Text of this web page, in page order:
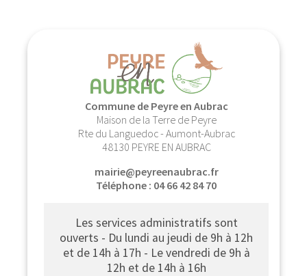
Les services administratifs sont
ouverts - Du lundi au jeudi de 9h à 12h
et de 14h à 17h - Le vendredi de 9h à
12h et de 14h à 16h
Commune de Peyre en Aubrac
Maison de la Terre de Peyre
Rte du Languedoc - Aumont-Aubrac
48130 PEYRE EN AUBRAC
mairie@peyreenaubrac.fr
Téléphone : 04 66 42 84 70